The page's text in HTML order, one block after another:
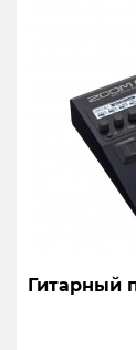
Гитарный